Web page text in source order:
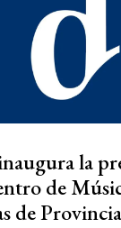
la
de
de Provincia